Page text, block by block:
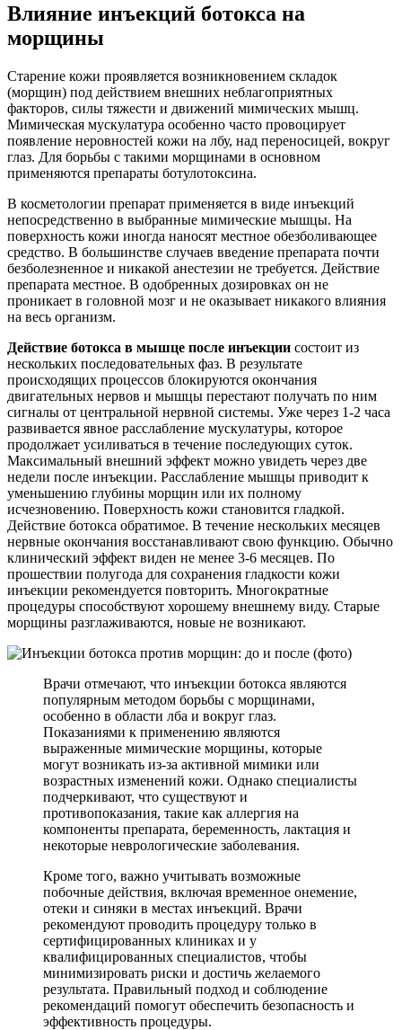
Влияние инъекций ботокса на
морщины
Старение кожи проявляется возникновением складок
(морщин) под действием внешних неблагоприятных
факторов, силы тяжести и движений мимических мышц.
Мимическая мускулатура особенно часто провоцирует
появление неровностей кожи на лбу, над переносицей, вокруг
глаз. Для борьбы с такими морщинами в основном
применяются препараты ботулотоксина.
В косметологии препарат применяется в виде инъекций
непосредственно в выбранные мимические мышцы. На
поверхность кожи иногда наносят местное обезболивающее
средство. В большинстве случаев введение препарата почти
безболезненное и никакой анестезии не требуется. Действие
препарата местное. В одобренных дозировках он не
проникает в головной мозг и не оказывает никакого влияния
на весь организм.
Действие ботокса в мышце после инъекции состоит из
нескольких последовательных фаз. В результате
происходящих процессов блокируются окончания
двигательных нервов и мышцы перестают получать по ним
сигналы от центральной нервной системы. Уже через 1-2 часа
развивается явное расслабление мускулатуры, которое
продолжает усиливаться в течение последующих суток.
Максимальный внешний эффект можно увидеть через две
недели после инъекции. Расслабление мышцы приводит к
уменьшению глубины морщин или их полному
исчезновению. Поверхность кожи становится гладкой.
Действие ботокса обратимое. В течение нескольких месяцев
нервные окончания восстанавливают свою функцию. Обычно
клинический эффект виден не менее 3-6 месяцев. По
прошествии полугода для сохранения гладкости кожи
инъекции рекомендуется повторить. Многократные
процедуры способствуют хорошему внешнему виду. Старые
морщины разглаживаются, новые не возникают.
Врачи отмечают, что инъекции ботокса являются
популярным методом борьбы с морщинами,
особенно в области лба и вокруг глаз.
Показаниями к применению являются
выраженные мимические морщины, которые
могут возникать из-за активной мимики или
возрастных изменений кожи. Однако специалисты
подчеркивают, что существуют и
противопоказания, такие как аллергия на
компоненты препарата, беременность, лактация и
некоторые неврологические заболевания.
Кроме того, важно учитывать возможные
побочные действия, включая временное онемение,
отеки и синяки в местах инъекций. Врачи
рекомендуют проводить процедуру только в
сертифицированных клиниках и у
квалифицированных специалистов, чтобы
минимизировать риски и достичь желаемого
результата. Правильный подход и соблюдение
рекомендаций помогут обеспечить безопасность и
эффективность процедуры.